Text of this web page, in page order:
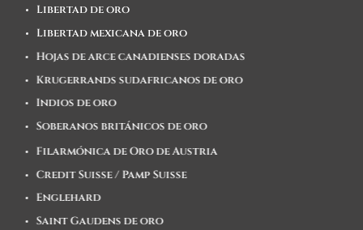
Libertad de oro
Libertad mexicana de oro
Hojas de arce canadienses doradas
Krugerrands sudafricanos de oro
Indios de oro
Soberanos británicos de oro
Filarmónica de Oro de Austria
Credit Suisse / Pamp Suisse
Englehard
Saint Gaudens de oro